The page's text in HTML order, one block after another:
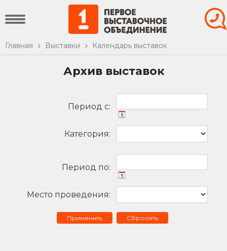
Главная Выставки Календарь выставок
Архив выставок
Период c:
Категория:
Период по:
Место проведения:
Сбросить